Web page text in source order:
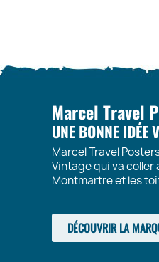
Marcel Travel
UNE BONNE IDÉE
Marcel Travel
Vintage qui va coller
Montmartre et les
DÉCOUVRIR LA